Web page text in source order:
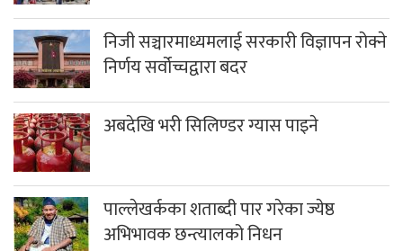
निजी सञ्चारमाध्यमलाई सरकारी विज्ञापन रोक्ने
निर्णय सर्वोच्चद्वारा बदर
अबदेखि भरी सिलिण्डर ग्यास पाइने
पाल्लेखर्कका शताब्दी पार गरेका ज्येष्ठ
अभिभावक छन्त्यालको निधन